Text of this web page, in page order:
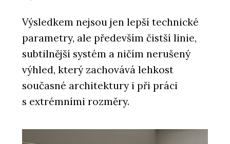
Výsledkem nejsou jen lepší technické
parametry, ale především čistší linie,
subtilnější systém a ničím nerušený
výhled, který zachovává lehkost
současné architektury i při práci
s extrémními rozměry.